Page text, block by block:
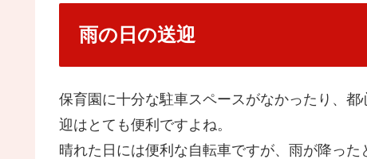
雨の日の送迎
保育園に十分な駐車スペースがなかったり、
迎はとても便利ですよね。
晴れた日には便利な自転車ですが、雨が降った